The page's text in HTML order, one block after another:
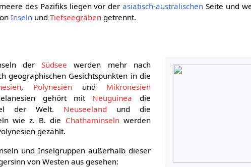
des Pazifiks liegen vor derasiatisch-australischen Seite und
Inseln undTiefseegräben getrennt.
derSüdsee werden mehr nach
geographischen Gesichtspunkten in die
, Polynesien und Mikronesien
gehört mit Neuguinea die
der Welt. Neuseeland und die
wie z. B. die Chathaminselnwerden
gezählt.
und Inselgruppen außerhalb dieser
von Westen aus gesehen: